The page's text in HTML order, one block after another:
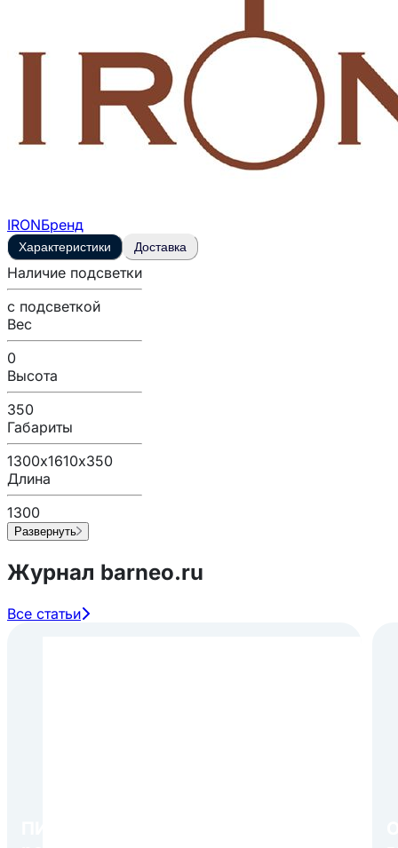
IRONБренд
Характеристики Доставка
Наличие подсветки
с подсветкой
Вес
0
Высота
350
Габариты
1300х1610х350
Длина
1300
Развернуть
Журнал barneo.ru
Все статьи